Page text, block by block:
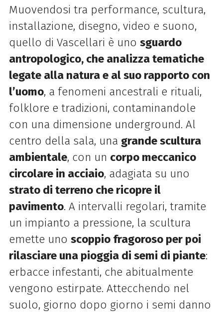
Muovendosi tra performance, scultura,
installazione, disegno, video e suono,
quello di Vascellari è uno sguardo
antropologico, che analizza tematiche
legate alla natura e al suo rapporto con
l’uomo, a fenomeni ancestrali e rituali,
folklore e tradizioni, contaminandole
con una dimensione underground. Al
centro della sala, una grande scultura
ambientale, con un corpo meccanico
circolare in acciaio, adagiata su uno
strato di terreno che ricopre il
pavimento. A intervalli regolari, tramite
un impianto a pressione, la scultura
emette uno scoppio fragoroso per poi
rilasciare una pioggia di semi di piante:
erbacce infestanti, che abitualmente
vengono estirpate. Attecchendo nel
suolo, giorno dopo giorno i semi danno